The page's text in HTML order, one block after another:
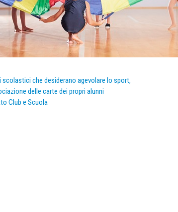
che desiderano agevolare lo sport,
delle carte dei propri alunni
Club e Scuola